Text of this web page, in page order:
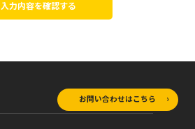
入力内容を確認する
お問い合わせはこちら